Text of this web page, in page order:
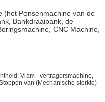
(het Ponsenmachine van de
Bankdraaibank, de
CNC Machine,
Vlam - vertragersmachine,
van (Mechanische sterkte)